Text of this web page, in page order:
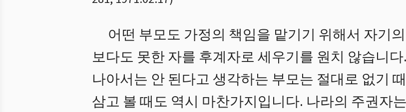
어떤 부모도 가정의 책임을 맡기기 위해서 자기
보다도 못한 자를 후계자로 세우기를 원치 않습니
나아서는 안 된다고 생각하는 부모는 절대로 없기
삼고 볼 때도 역시 마찬가지입니다. 나라의 주권자